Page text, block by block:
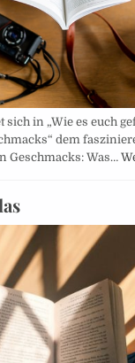
in „Wie es euch
dem
Geschmacks: Was…